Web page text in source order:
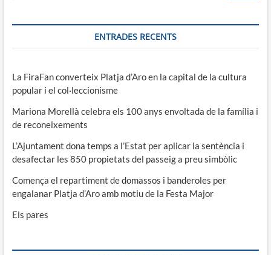
ENTRADES RECENTS
La FiraFan converteix Platja d’Aro en la capital de la cultura
popular i el col·leccionisme
Mariona Morellà celebra els 100 anys envoltada de la família i
de reconeixements
L’Ajuntament dona temps a l’Estat per aplicar la sentència i
desafectar les 850 propietats del passeig a preu simbòlic
Comença el repartiment de domassos i banderoles per
engalanar Platja d’Aro amb motiu de la Festa Major
Els pares